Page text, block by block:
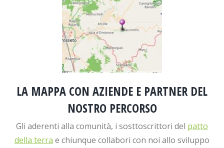
LA MAPPA CON AZIENDE E PARTNER DEL
NOSTRO PERCORSO
Gli aderenti alla comunità, i sosttoscrittori del patto
della terra e chiunque collabori con noi allo sviluppo